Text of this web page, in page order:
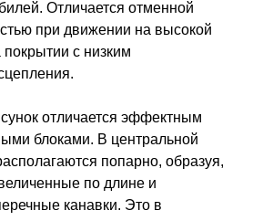
Отличается отменной
при движении на высокой
с низким
отличается эффектным
блоками. В центральной
попарно, образуя,
по длине и
канавки. Это в